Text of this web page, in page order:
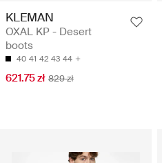
KLEMAN
OXAL KP - Desert
boots
40 41 42 43 44
621.75 zł 829 zł